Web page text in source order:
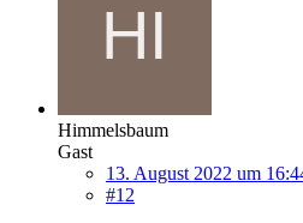
Himmelsbaum
Gast
13. August 2022 um
#12